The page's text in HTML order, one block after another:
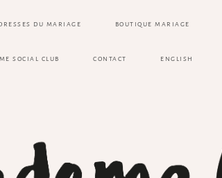
DU MARIAGE BOUTIQUE MARIAGE
SOCIAL CLUB CONTACT ENGLISH